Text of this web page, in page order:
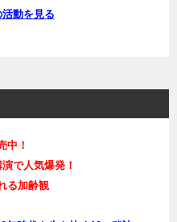
動を見る
中！
で人気爆発！
る加齢観